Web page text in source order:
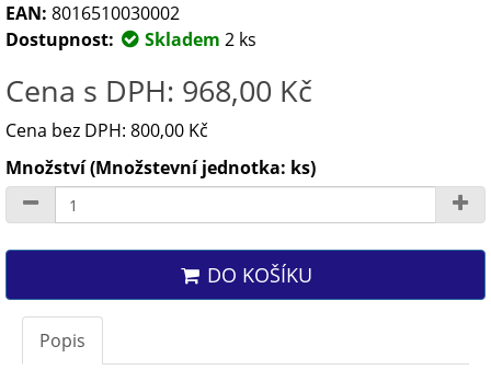
EAN: 8016510030002
Dostupnost:
Skladem 2 ks
Cena s DPH: 968,00 Kč
Cena bez DPH: 800,00 Kč
Množství (Množstevní jednotka: ks)
DO KOŠÍKU
Popis